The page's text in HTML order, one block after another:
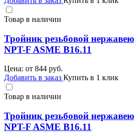
Товар в наличии
Тройник резьбовой
NPT-F ASME B16.11
Цена: от 844 руб.
Добавить в заказ Купить в 1 клик
Товар в наличии
Тройник резьбовой
NPT-F ASME B16.11